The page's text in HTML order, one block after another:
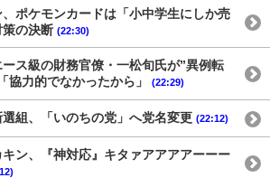
、ポケモンカードは「小中学生にしか売
の決断 (22:30)
ース級の財務官僚・一松旬氏が”異例転
力的でなかったから」
(22:29)
選組、「いのちの党」へ党名変更 (22:12)
キン、『神対応』キタァアアアアーーー